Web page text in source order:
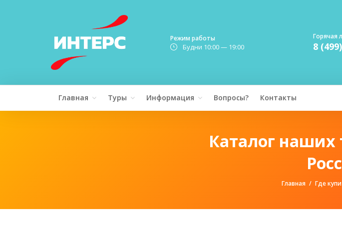
Режим работы
Будни 10:00 — 19:00
Горячая
8
Главная Туры Информация Вопросы? Контакты
Каталог наших
Главная Где